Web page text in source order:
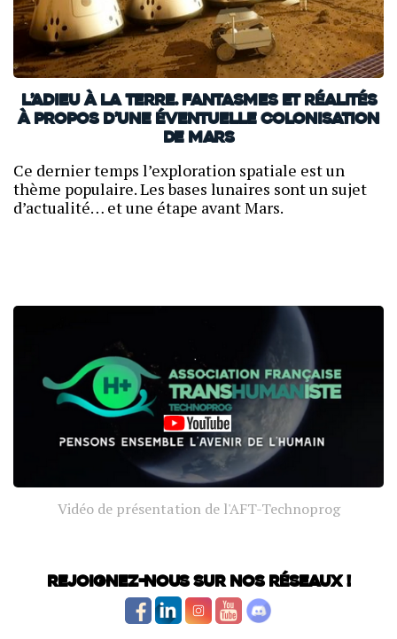
L’Adieu à la Terre. Fantasmes et réalités
à propos d’une éventuelle colonisation
de Mars
Ce dernier temps l’exploration spatiale est un
thème populaire. Les bases lunaires sont un sujet
d’actualité… et une étape avant Mars.
Vidéo de présentation de l'AFT-Technoprog
Rejoignez-nous sur nos réseaux !